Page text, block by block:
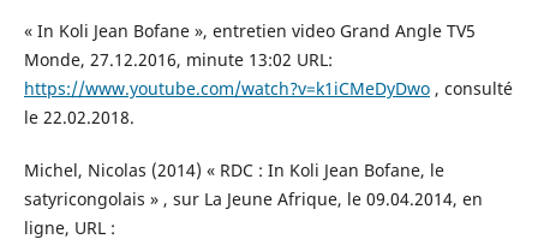
« In Koli Jean Bofane », entretien video Grand Angle TV5
Monde, 27.12.2016, minute 13:02 URL:
https://www.youtube.com/watch?v=k1iCMeDyDwo, consulté
le 22.02.2018.
Michel, Nicolas (2014) « RDC : In Koli Jean Bofane, le
satyricongolais » , sur La Jeune Afrique, le 09.04.2014, en
ligne, URL :